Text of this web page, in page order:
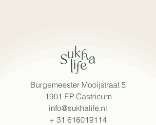
Burgemeester Mooijstraat 5
1901 EP Castricum
info@sukhalife.nl
+ 31 616019114